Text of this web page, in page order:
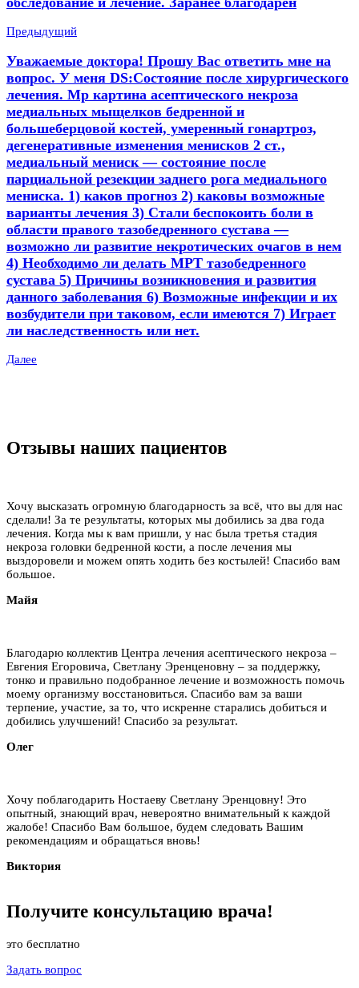
Предыдущий
Уважаемые доктора! Прошу Вас ответить мне на
вопрос. У меня DS:Состояние после хирургического
лечения. Мр картина асептического некроза
медиальных мыщелков бедренной и
большеберцовой костей, умеренный гонартроз,
дегенеративные изменения менисков 2 ст.,
медиальный мениск — состояние после
парциальной резекции заднего рога медиального
мениска. 1) каков прогноз 2) каковы возможные
варианты лечения 3) Стали беспокоить боли в
области правого тазобедренного сустава —
возможно ли развитие некротических очагов в нем
4) Необходимо ли делать МРТ тазобедренного
сустава 5) Причины возникновения и развития
данного заболевания 6) Возможные инфекции и их
возбудители при таковом, если имеются 7) Играет
ли наследственность или нет.
Далее
Отзывы наших пациентов
Хочу высказать огромную благодарность за всё, что вы для нас
сделали! За те результаты, которых мы добились за два года
лечения. Когда мы к вам пришли, у нас была третья стадия
некроза головки бедренной кости, а после лечения мы
выздоровели и можем опять ходить без костылей! Спасибо вам
большое.
Майя
Благодарю коллектив Центра лечения асептического некроза –
Евгения Егоровича, Светлану Эренценовну – за поддержку,
тонко и правильно подобранное лечение и возможность помочь
моему организму восстановиться. Спасибо вам за ваши
терпение, участие, за то, что искренне старались добиться и
добились улучшений! Спасибо за результат.
Олег
Хочу поблагодарить Ностаеву Светлану Эренцовну! Это
опытный, знающий врач, невероятно внимательный к каждой
жалобе! Спасибо Вам большое, будем следовать Вашим
рекомендациям и обращаться вновь!
Виктория
Получите консультацию врача!
это бесплатно
Задать вопрос